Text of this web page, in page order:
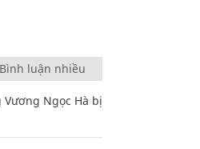
Bình luận nhiều
Vương Ngọc Hà bị